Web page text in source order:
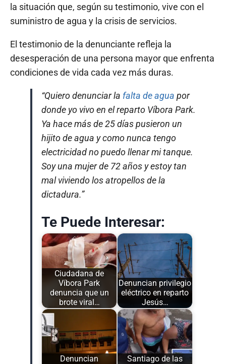
la situación que, según su testimonio, vive con el
suministro de agua y la crisis de servicios.
El testimonio de la denunciante refleja la
desesperación de una persona mayor que enfrenta
condiciones de vida cada vez más duras.
“Quiero denunciar la falta de agua por
donde yo vivo en el reparto Víbora Park.
Ya hace más de 25 días pusieron un
hijito de agua y como nunca tengo
electricidad no puedo llenar mi tanque.
Soy una mujer de 72 años y estoy tan
mal viviendo los atropellos de la
dictadura.”
Te Puede Interesar:
Ciudadana de
Víbora Park
denuncia que un
brote viral…
Denuncian privilegio
eléctrico en reparto
Jesús…
Denuncian
Santiago de las